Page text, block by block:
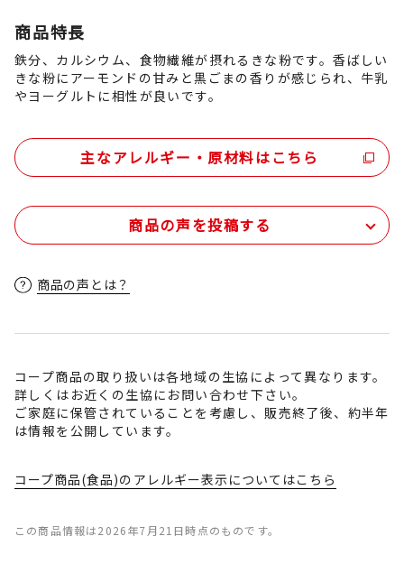
商品特長
鉄分、カルシウム、食物繊維が摂れるきな粉です。香ばしい
きな粉にアーモンドの甘みと黒ごまの香りが感じられ、牛乳
やヨーグルトに相性が良いです。
主なアレルギー・原材料はこちら
商品の声を投稿する
商品の声とは？
コープ商品の取り扱いは各地域の生協によって異なります。
詳しくはお近くの生協にお問い合わせ下さい。
ご家庭に保管されていることを考慮し、販売終了後、約半年
は情報を公開しています。
コープ商品(食品)のアレルギー表示についてはこちら
この商品情報は2026年7月21日時点のものです。